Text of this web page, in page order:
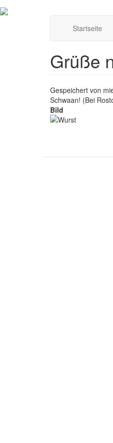
Direkt
Main
Startseite
Grüße
Gespeichert von
Schwaan! (Bei
Bild